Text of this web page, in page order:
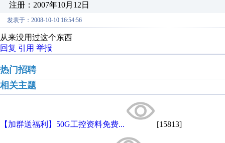
注册：2007年10月12日
发表于：2008-10-10 16:54:56
从来没用过这个东西
回复 引用 举报
热门招聘
相关主题
【加群送福利】50G工控资料免费... [15813]